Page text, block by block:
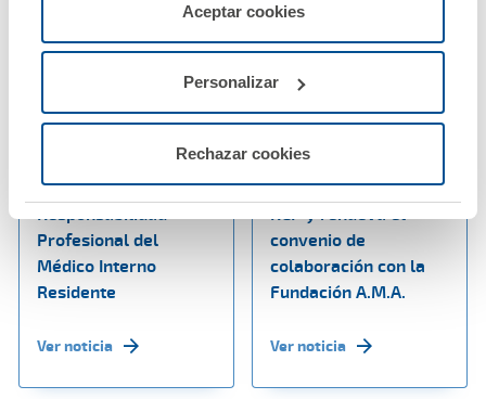
configurarlas usando el botón “Personalizar".
Aceptar cookies
Personalizar
Rechazar cookies
A.M.A participa en las
Badajoz sobre
Responsabilidad
Profesional del
Médico Interno
Residente
Ver noticia
26 marzo 2019
El Colegio de
Ourense firma con
A.M.A. la póliza de
RCP y renueva el
convenio de
colaboración con la
Fundación A.M.A.
Ver noticia